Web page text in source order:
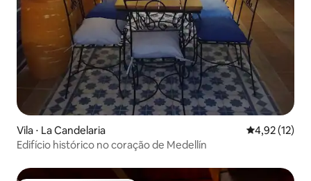
Vila ⋅ La Candelaria 4,92 de uma
4,92 (12)
Edifício histórico no coração de Medellín